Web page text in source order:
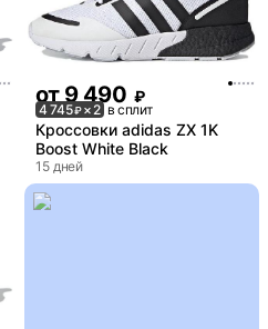
от9 490 ₽
4 745₽× 2 в сплит
Кроссовки adidas ZX 1K
Boost White Black
15 дней